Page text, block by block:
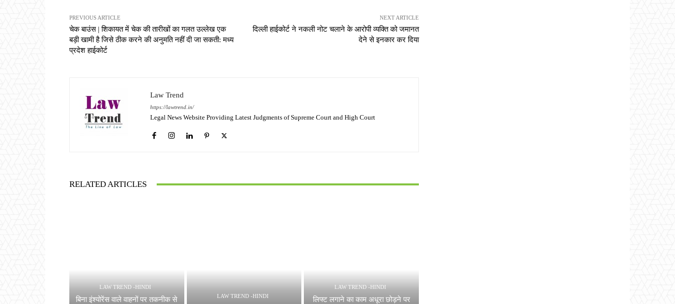
PREVIOUS ARTICLE
चेक बाउंस | शिकायत में चेक की तारीखों का गलत उल्लेख एक
बड़ी खामी है जिसे ठीक करने की अनुमति नहीं दी जा सकती: मध्य
प्रदेश हाईकोर्ट
NEXT ARTICLE
दिल्ली हाईकोर्ट ने नकली नोट चलाने के आरोपी व्यक्ति को जमानत
देने से इनकार कर दिया
Law Trend
https://lawtrend.in/
Legal News Website Providing Latest Judgments of Supreme Court and High Court
RELATED ARTICLES
LAW TREND -HINDI
बिना इंश्योरेंस वाले वाहनों पर तकनीक से LAW TREND -HINDI
LAW TREND -HINDI
लिफ्ट लगाने का काम अधूरा छोड़ने पर